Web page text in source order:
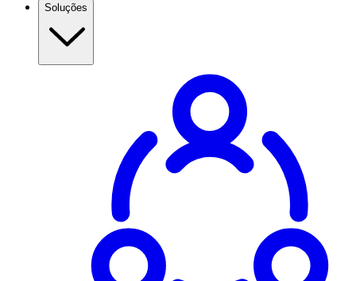
Soluções